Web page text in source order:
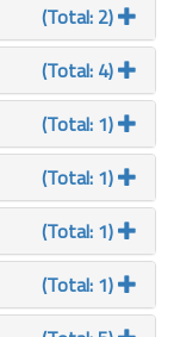
(Total: 2)
(Total: 4)
(Total: 1)
(Total: 1)
(Total: 1)
(Total: 1)